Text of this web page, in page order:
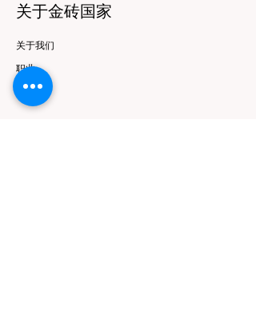
关于金砖国家
关于我们
职业
品牌